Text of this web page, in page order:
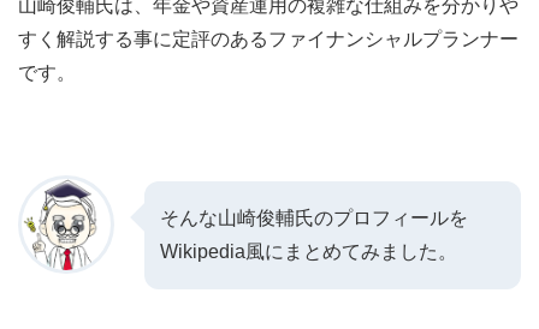
山崎俊輔氏は、 年金や資産運用の複雑な仕組みを分かりや
すく解説する事に定評のあるファイナンシャルプランナー
です。
そんな山崎俊輔氏のプロフィールを
Wikipedia風にまとめてみました。